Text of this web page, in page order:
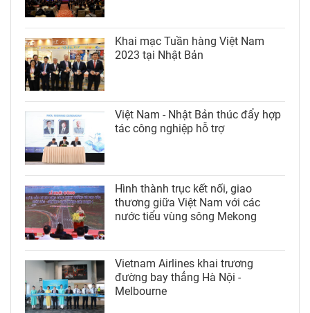
Khai mạc Tuần hàng Việt Nam
2023 tại Nhật Bản
Việt Nam - Nhật Bản thúc đẩy hợp
tác công nghiệp hỗ trợ
Hình thành trục kết nối, giao
thương giữa Việt Nam với các
nước tiểu vùng sông Mekong
Vietnam Airlines khai trương
đường bay thẳng Hà Nội -
Melbourne